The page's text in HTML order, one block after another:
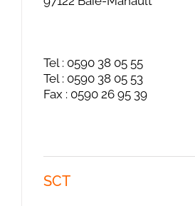
Tel : 0590 38 05 55
Tel : 0590 38 05 53
Fax : 0590 26 95 39
SCT